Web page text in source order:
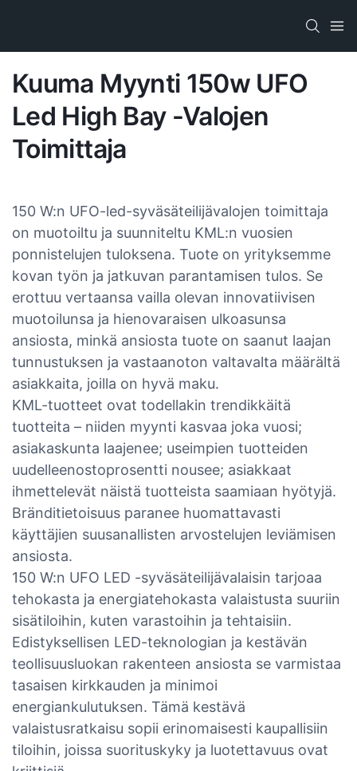
Kuuma Myynti 150w UFO
Led High Bay -valojen
Toimittaja
150 W:n UFO-led-syväsäteilijävalojen toimittaja
on muotoiltu ja suunniteltu KML:n vuosien
ponnistelujen tuloksena. Tuote on yrityksemme
kovan työn ja jatkuvan parantamisen tulos. Se
erottuu vertaansa vailla olevan innovatiivisen
muotoilunsa ja hienovaraisen ulkoasunsa
ansiosta, minkä ansiosta tuote on saanut laajan
tunnustuksen ja vastaanoton valtavalta määrältä
asiakkaita, joilla on hyvä maku.
KML-tuotteet ovat todellakin trendikkäitä
tuotteita – niiden myynti kasvaa joka vuosi;
asiakaskunta laajenee; useimpien tuotteiden
uudelleenostoprosentti nousee; asiakkaat
ihmettelevät näistä tuotteista saamiaan hyötyjä.
Bränditietoisuus paranee huomattavasti
käyttäjien suusanallisten arvostelujen leviämisen
ansiosta.
150 W:n UFO LED -syväsäteilijävalaisin tarjoaa
tehokasta ja energiatehokasta valaistusta suuriin
sisätiloihin, kuten varastoihin ja tehtaisiin.
Edistyksellisen LED-teknologian ja kestävän
teollisuusluokan rakenteen ansiosta se varmistaa
tasaisen kirkkauden ja minimoi
energiankulutuksen. Tämä kestävä
valaistusratkaisu sopii erinomaisesti kaupallisiin
tiloihin, joissa suorituskyky ja luotettavuus ovat